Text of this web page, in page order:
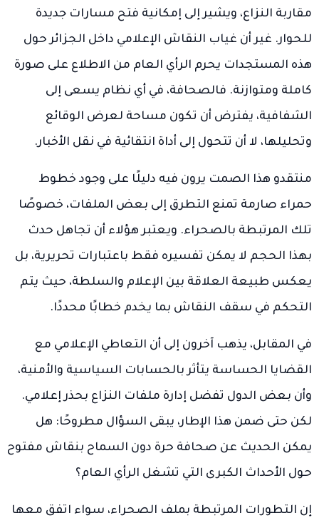
مقاربة النزاع، ويشير إلى إمكانية فتح مسارات جديدة
للحوار. غير أن غياب النقاش الإعلامي داخل الجزائر حول
هذه المستجدات يحرم الرأي العام من الاطلاع على صورة
كاملة ومتوازنة. فالصحافة، في أي نظام يسعى إلى
الشفافية، يفترض أن تكون مساحة لعرض الوقائع
وتحليلها، لا أن تتحول إلى أداة انتقائية في نقل الأخبار.
منتقدو هذا الصمت يرون فيه دليلًا على وجود خطوط
حمراء صارمة تمنع التطرق إلى بعض الملفات، خصوصًا
تلك المرتبطة بالصحراء. ويعتبر هؤلاء أن تجاهل حدث
بهذا الحجم لا يمكن تفسيره فقط باعتبارات تحريرية، بل
يعكس طبيعة العلاقة بين الإعلام والسلطة، حيث يتم
التحكم في سقف النقاش بما يخدم خطابًا محددًا.
في المقابل، يذهب آخرون إلى أن التعاطي الإعلامي مع
القضايا الحساسة يتأثر بالحسابات السياسية والأمنية،
وأن بعض الدول تفضل إدارة ملفات النزاع بحذر إعلامي.
لكن حتى ضمن هذا الإطار، يبقى السؤال مطروحًا: هل
يمكن الحديث عن صحافة حرة دون السماح بنقاش مفتوح
حول الأحداث الكبرى التي تشغل الرأي العام؟
إن التطورات المرتبطة بملف الصحراء، سواء اتفق معها